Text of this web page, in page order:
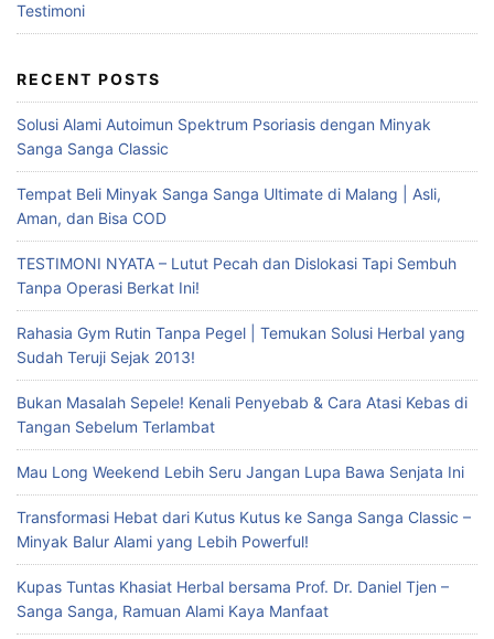
Testimoni
RECENT POSTS
Solusi Alami Autoimun Spektrum Psoriasis dengan Minyak
Sanga Sanga Classic
Tempat Beli Minyak Sanga Sanga Ultimate di Malang | Asli,
Aman, dan Bisa COD
TESTIMONI NYATA – Lutut Pecah dan Dislokasi Tapi Sembuh
Tanpa Operasi Berkat Ini!
Rahasia Gym Rutin Tanpa Pegel | Temukan Solusi Herbal yang
Sudah Teruji Sejak 2013!
Bukan Masalah Sepele! Kenali Penyebab & Cara Atasi Kebas di
Tangan Sebelum Terlambat
Mau Long Weekend Lebih Seru Jangan Lupa Bawa Senjata Ini
Transformasi Hebat dari Kutus Kutus ke Sanga Sanga Classic –
Minyak Balur Alami yang Lebih Powerful!
Kupas Tuntas Khasiat Herbal bersama Prof. Dr. Daniel Tjen –
Sanga Sanga, Ramuan Alami Kaya Manfaat